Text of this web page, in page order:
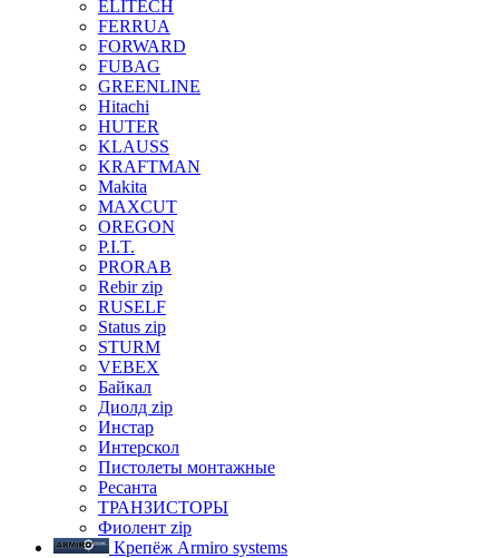
ELITECH
FERRUA
FORWARD
FUBAG
GREENLINE
Hitachi
HUTER
KLAUSS
KRAFTMAN
Makita
MAXCUT
OREGON
P.I.T.
PRORAB
Rebir zip
RUSELF
Status zip
STURM
VEBEX
Байкал
Диолд zip
Инстар
Интерскол
Пистолеты монтажные
Ресанта
ТРАНЗИСТОРЫ
Фиолент zip
Крепёж Armiro systems